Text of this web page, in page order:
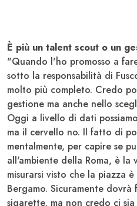
È più un talent scout o un
"Quando l'ho promosso a
sotto la responsabilità di
molto più completo. Credo
gestione ma anche nello
Oggi a livello di dati
ma il cervello no. Il fatto di
mentalmente, per capire se
all'ambiente della Roma, è la
misurarsi visto che la piazza
Bergamo. Sicuramente
sigarette, ma non credo ci